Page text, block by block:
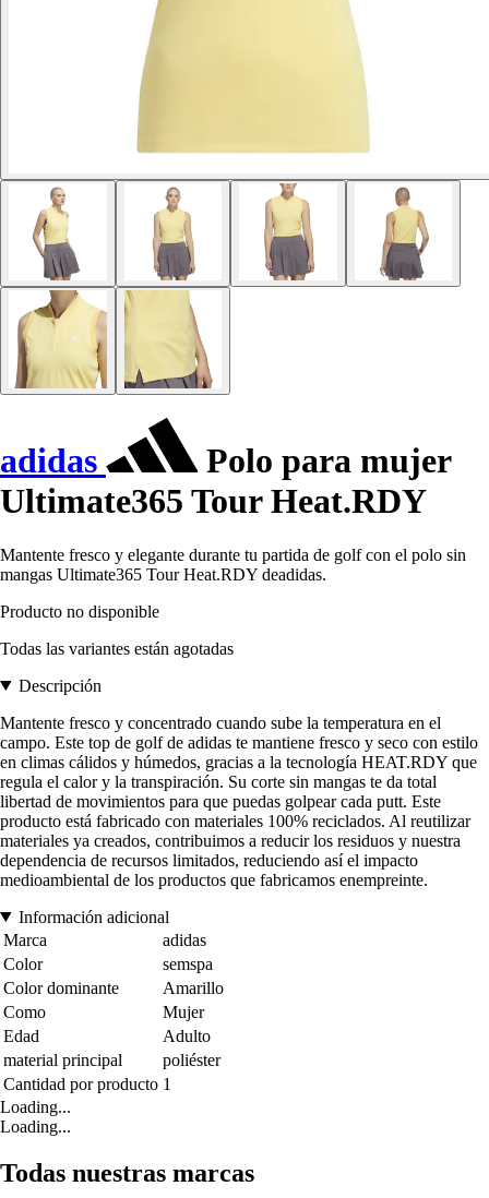
adidas
Polo para mujer
Ultimate365 Tour Heat.RDY
Mantente fresco y elegante durante tu partida de golf con el polo sin
mangas Ultimate365 Tour Heat.RDY deadidas.
Producto no disponible
Todas las variantes están agotadas
Descripción
Mantente fresco y concentrado cuando sube la temperatura en el
campo. Este top de golf de adidas te mantiene fresco y seco con estilo
en climas cálidos y húmedos, gracias a la tecnología HEAT.RDY que
regula el calor y la transpiración. Su corte sin mangas te da total
libertad de movimientos para que puedas golpear cada putt. Este
producto está fabricado con materiales 100% reciclados. Al reutilizar
materiales ya creados, contribuimos a reducir los residuos y nuestra
dependencia de recursos limitados, reduciendo así el impacto
medioambiental de los productos que fabricamos enempreinte.
Información adicional
Marca
adidas
Color
semspa
Color dominante
Amarillo
Como
Mujer
Edad
Adulto
material principal
poliéster
Cantidad por producto 1
Loading...
Loading...
Todas nuestras marcas